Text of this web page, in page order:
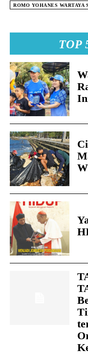
TOP
ROMO YOHANES WARTAYA